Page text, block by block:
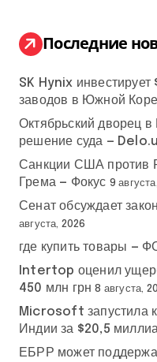
:
Последние
SK Hynix
заводов в Южной
Октябрьский дворец в
решение суда —
Санкции США против
Грема — Фокус 9
Сенат обсуждает
августа, 2026
где купить товары —
Intertop оценил
450 млн грн 8 августа,
Microsoft запустила
Индии за $20,5
ЕБРР может